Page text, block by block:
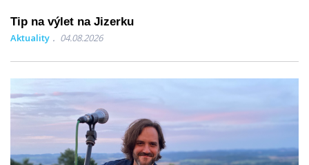
Tip na výlet na Jizerku
Aktuality 04.08.2026